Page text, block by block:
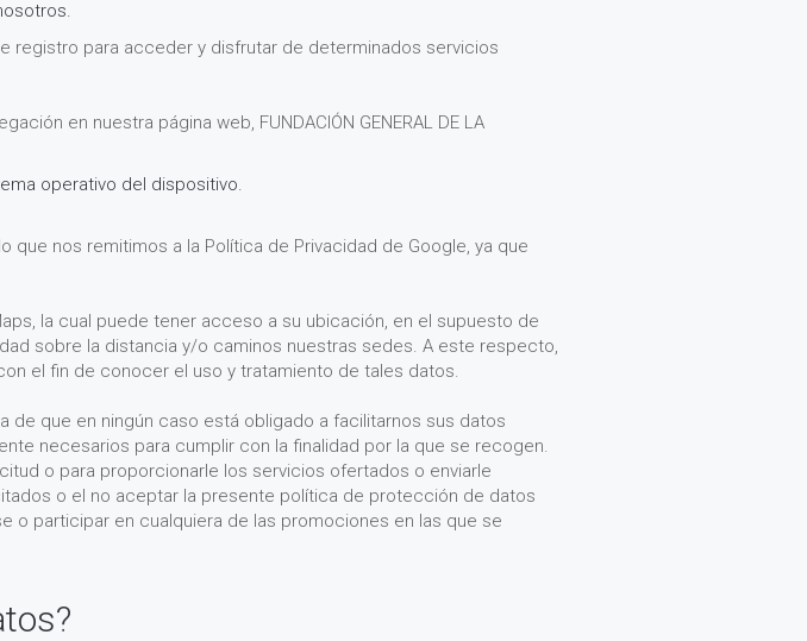
registro para acceder y disfrutar de determinados servicios
en nuestra página web, FUNDACIÓN GENERAL DE LA
operativo del dispositivo.
nos remitimos a la Política de Privacidad de Google, ya que
la cual puede tener acceso a su ubicación, en el supuesto de
sobre la distancia y/o caminos nuestras sedes. A este respecto,
el fin de conocer el uso y tratamiento de tales datos.
de que en ningún caso está obligado a facilitarnos sus datos
necesarios para cumplir con la finalidad por la que se recogen.
o para proporcionarle los servicios ofertados o enviarle
o el no aceptar la presente política de protección de datos
o participar en cualquiera de las promociones en las que se